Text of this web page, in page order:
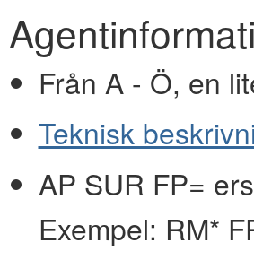
Från A - Ö, en
Teknisk
AP SUR FP=
Exempel: RM*